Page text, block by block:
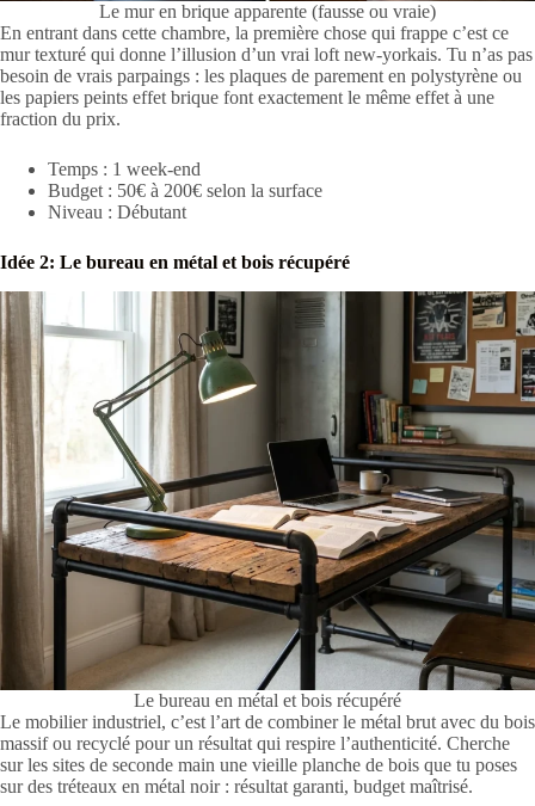
Le mur en brique apparente (fausse ou vraie)
En entrant dans cette chambre, la première chose qui frappe c’est ce
mur texturé qui donne l’illusion d’un vrai loft new-yorkais. Tu n’as pas
besoin de vrais parpaings : les plaques de parement en polystyrène ou
les papiers peints effet brique font exactement le même effet à une
fraction du prix.
Temps : 1 week-end
Budget : 50€ à 200€ selon la surface
Niveau : Débutant
Idée 2: Le bureau en métal et bois récupéré
Le bureau en métal et bois récupéré
Le mobilier industriel, c’est l’art de combiner le métal brut avec du bois
massif ou recyclé pour un résultat qui respire l’authenticité. Cherche
sur les sites de seconde main une vieille planche de bois que tu poses
sur des tréteaux en métal noir : résultat garanti, budget maîtrisé.